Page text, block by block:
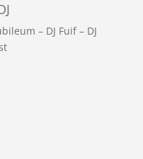
– DJ Fuif– DJ